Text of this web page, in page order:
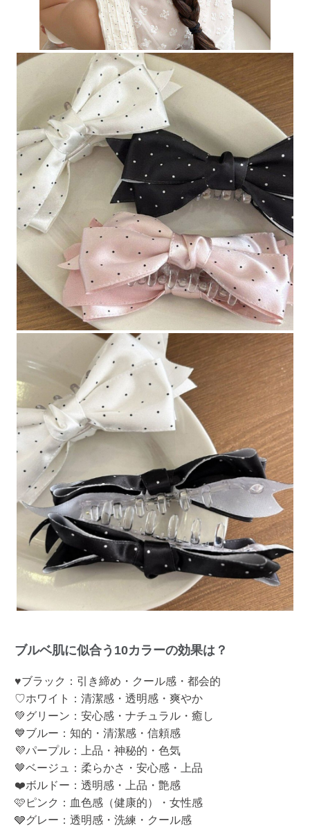
ブルベ肌に似合う10カラーの効果は？
♥ブラック：引き締め・クール感・都会的
♡ホワイト：清潔感・透明感・爽やか
💚グリーン：安心感・ナチュラル・癒し
💙ブルー：知的・清潔感・信頼感
💜パープル：上品・神秘的・色気
🤎ベージュ：柔らかさ・安心感・上品
❤️ボルドー：透明感・上品・艶感
🩷ピンク：血色感（健康的）・女性感
🩶グレー：透明感・洗練・クール感